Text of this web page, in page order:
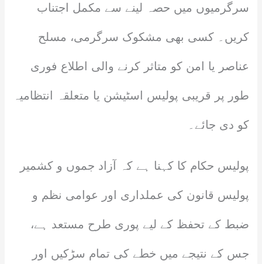
سرگرمیوں میں حصہ لینے سے مکمل اجتناب
کریں۔ کسی بھی مشکوک سرگرمی، مسلح
عناصر یا امن کو متاثر کرنے والی اطلاع فوری
طور پر قریبی پولیس اسٹیشن یا متعلقہ انتظامیہ
کو دی جائے۔
پولیس حکام کا کہنا ہے کہ آزاد جموں و کشمیر
پولیس قانون کی عملداری اور عوامی نظم و
ضبط کے تحفظ کے لیے پوری طرح مستعد ہے،
جس کے نتیجے میں خطے کی تمام سڑکیں اور